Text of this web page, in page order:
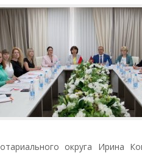
округа Ирина